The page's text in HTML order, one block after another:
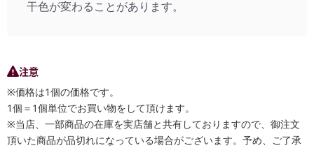
干色が変わることがあります。
注意
※価格は1個の価格です。
1個＝1個単位でお買い物をして頂けます。
※当店、一部商品の在庫を実店舗と共有しておりますので、御注文
頂いた商品が品切れになっている場合がございます。予め、ご了承